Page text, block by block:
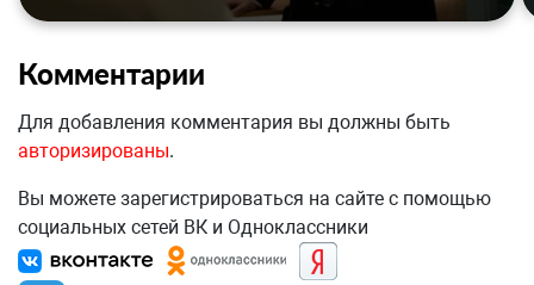
Комментарии
Для добавления комментария вы должны быть
авторизированы.
Вы можете зарегистрироваться на сайте с помощью
социальных сетей ВК и Одноклассники